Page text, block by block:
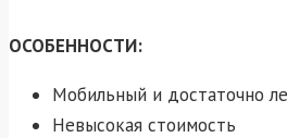
ОСОБЕННОСТИ:
Мобильный и достаточно
Невысокая стоимость